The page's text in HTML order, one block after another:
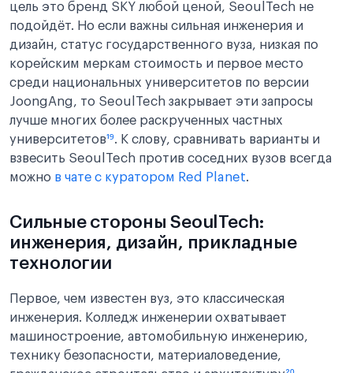
цель это бренд SKY любой ценой, SeoulTech не
подойдёт. Но если важны сильная инженерия и
дизайн, статус государственного вуза, низкая по
корейским меркам стоимость и первое место
среди национальных университетов по версии
JoongAng, то SeoulTech закрывает эти запросы
лучше многих более раскрученных частных
университетов¹⁹. К слову, сравнивать варианты и
взвесить SeoulTech против соседних вузов всегда
можно в чате с куратором Red Planet.
Сильные стороны SeoulTech:
инженерия, дизайн, прикладные
технологии
Первое, чем известен вуз, это классическая
инженерия. Колледж инженерии охватывает
машиностроение, автомобильную инженерию,
технику безопасности, материаловедение,